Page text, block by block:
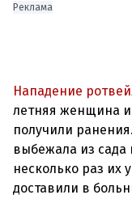
Реклама
Нападение
летняя женщина и
получили
выбежала из сада
несколько раз их
доставили в